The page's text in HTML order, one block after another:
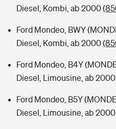
Diesel, Kombi, ab 2000
Ford Mondeo, BWY
Diesel, Kombi, ab 2000
Ford Mondeo, B4Y
Diesel, Limousine, ab 2000
Ford Mondeo, B5Y
Diesel, Limousine, ab 2000